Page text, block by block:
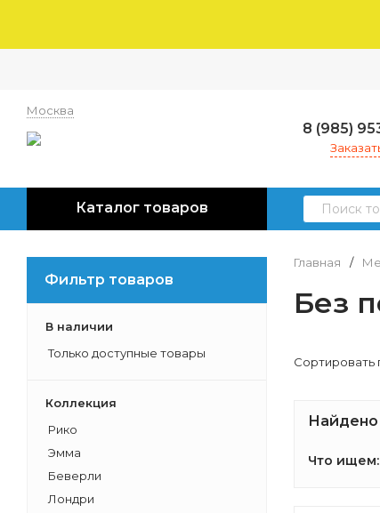
Москва
8 (985)
Каталог товаров
Фильтр товаров
В наличии
Только доступные товары
Коллекция
Рико
Эмма
Беверли
Лондри
Главная /
Без
Сортировать
Найдено
Что ищем: